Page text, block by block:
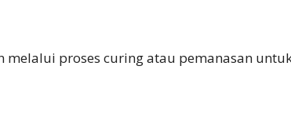
melalui proses curing atau pemanasan